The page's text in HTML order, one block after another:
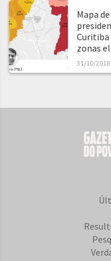
Mapa de
zonas
31/10/2018